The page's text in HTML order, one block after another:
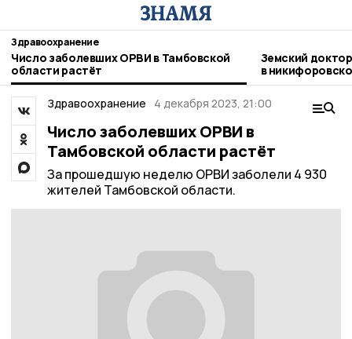
Здравоохранение
Число заболевших ОРВИ в Тамбовской
области растёт
Земский
в
Здравоохранение 4 декабря 2023, 21:00
Число заболевших ОРВИ в
Тамбовской области растёт
За прошедшую неделю ОРВИ заболели 4 930
жителей Тамбовской области.